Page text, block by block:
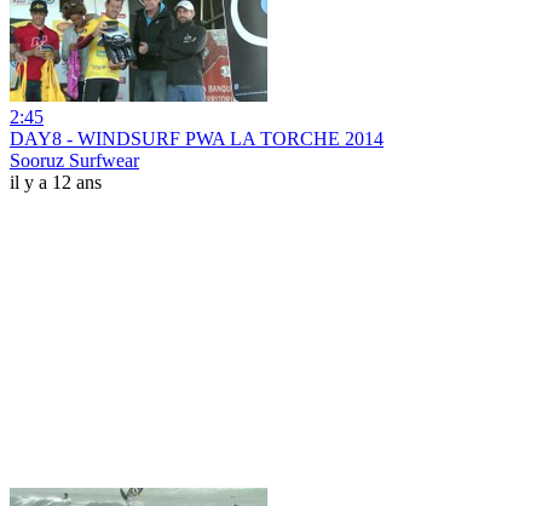
2:45
DAY8 - WINDSURF PWA LA TORCHE 2014
Sooruz Surfwear
il y a 12 ans